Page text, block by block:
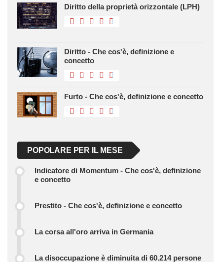
Diritto della proprietà orizzontale (LPH)
Diritto - Che cos'è, definizione e
concetto
Furto - Che cos'è, definizione e concetto
POPOLARE PER IL MESE
Indicatore di Momentum - Che cos'è, definizione
e concetto
Prestito - Che cos'è, definizione e concetto
La corsa all'oro arriva in Germania
La disoccupazione è diminuita di 60.214 persone